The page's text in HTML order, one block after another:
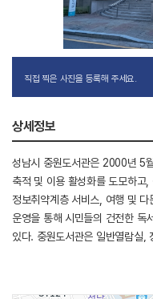
직접 찍은 사진을 등록해 주세요.
상세정보
성남시 중원도서관은 2000년 5
축적 및 이용 활성화를 도모하고
정보취약계층 서비스, 여행 및
운영을 통해 시민들의 건전한 독
있다. 중원도서관은 일반열람실,
어린이 가족열람실로 구성되어
중인 문화강좌는 문화교실, 독서